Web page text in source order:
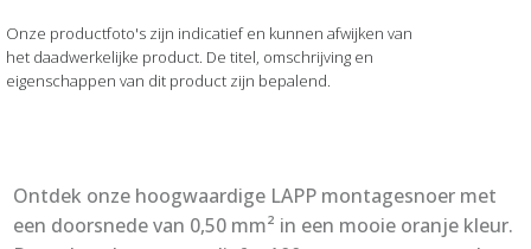
Onze productfoto's zijn indicatief en kunnen afwijken van
het daadwerkelijke product. De titel, omschrijving en
eigenschappen van dit product zijn bepalend.
Ontdek onze hoogwaardige LAPP montagesnoer met
een doorsnede van 0,50 mm² in een mooie oranje kleur.